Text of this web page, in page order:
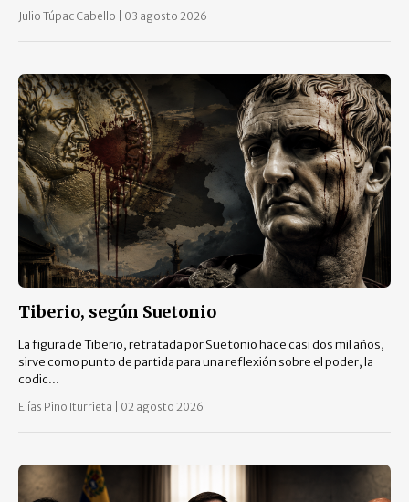
Julio Túpac Cabello 03 agosto 2026
Tiberio, según Suetonio
La figura de Tiberio, retratada por Suetonio hace casi dos mil años,
sirve como punto de partida para una reflexión sobre el poder, la
codic...
Elías Pino Iturrieta 02 agosto 2026